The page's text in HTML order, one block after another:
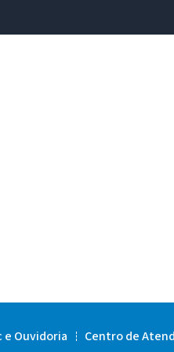
e Ouvidoria Centro de